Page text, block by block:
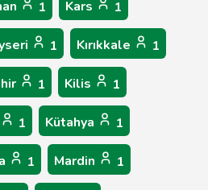
1 Kars 1
1 Kırıkkale 1
1 Kilis 1
1 Kütahya 1
1 Mardin 1